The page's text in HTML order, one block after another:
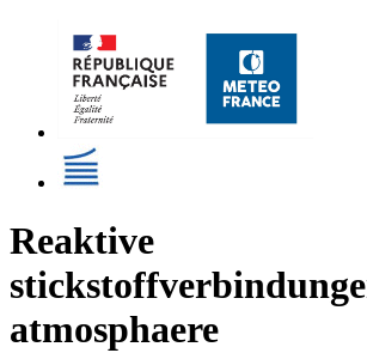
Reaktive
atmosphaere